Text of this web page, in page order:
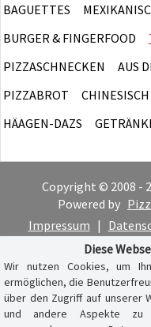
BAGUETTES
BURGER & FINGERFOOD
PIZZASCHNECKEN
AUS
PIZZABROT
CHINESISCH
HÄAGEN-DAZS
Copyright © 2008 -
Powered by
Impressum |
Diese
Wir nutzen Cookies, um
ermöglichen, die
über den Zugriff auf unserer
und andere Aspekte zu